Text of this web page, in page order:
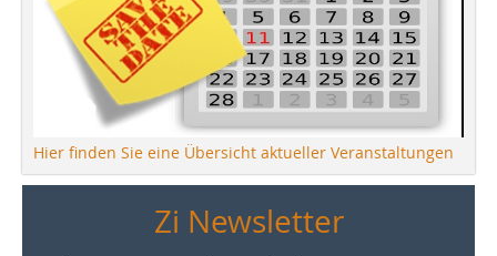
Hier finden Sie eine Übersicht aktueller Veranstaltungen
Zi Newsletter